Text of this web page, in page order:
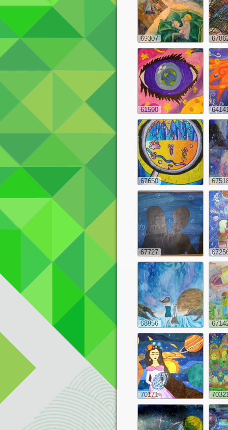
69307
61590
67650
67727
68956
70171